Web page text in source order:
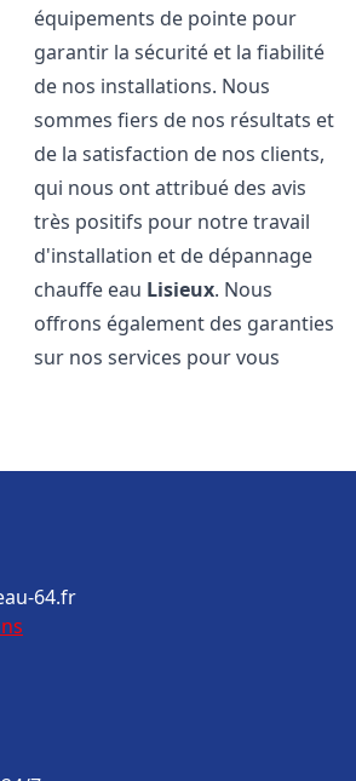
équipements de pointe pour
garantir la sécurité et la fiabilité
de nos installations. Nous
sommes fiers de nos résultats et
de la satisfaction de nos clients,
qui nous ont attribué des avis
très positifs pour notre travail
d'installation et de dépannage
chauffe eau Lisieux. Nous
offrons également des garanties
sur nos services pour vous
64.fr